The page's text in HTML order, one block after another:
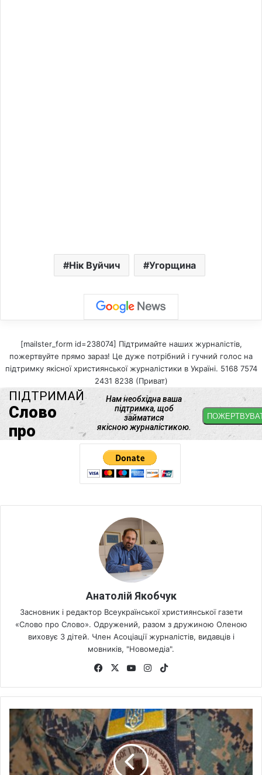
Нік Вуйчич Угорщина
[mailster_form id=238074] Підтримайте наших журналістів,
пожертвуйте прямо зараз! Це дуже потрібний і гучний голос на
підтримку якісної християнської журналістики в Україні. 5168 7574
2431 8238 (Приват)
Анатолій Якобчук
Засновник і редактор Всеукраїнської християнської газети
«Слово про Слово». Одружений, разом з дружиною Оленою
виховує 3 дітей. Член Асоціації журналістів, видавців і
мовників, "Новомедіа".
Fa
bo
ok
X
Yo
ub
e
Ins
ra
m
k
В
З
б
р
о